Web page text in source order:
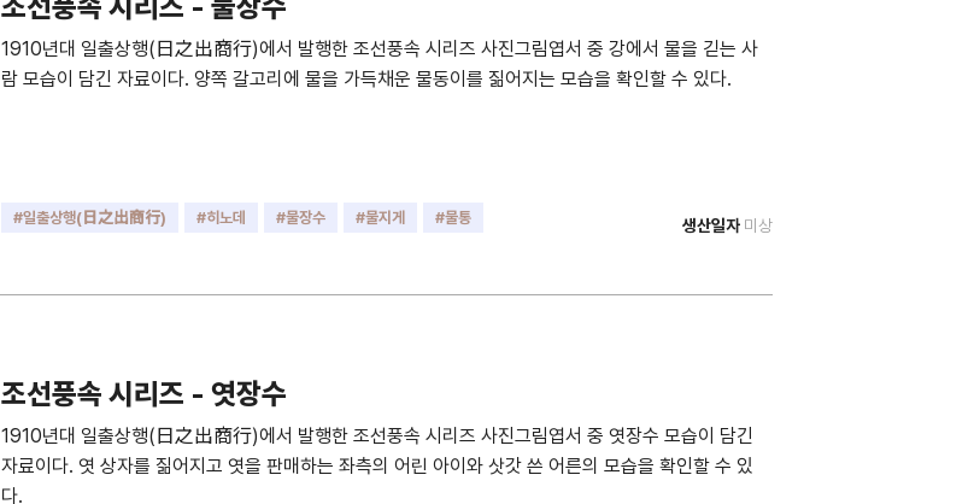
1910년대 일출상행(日之出商行)에서 발행한 조선풍속 시리즈 사진그림엽서 중 강에서 물을 긷는 사
람 모습이 담긴 자료이다. 양쪽 갈고리에 물을 가득채운 물동이를 짊어지는 모습을 확인할 수 있다.
#일출상행(日之出商行) #히노데 #물장수 #물지게 #물통 생산일자 미상
조선풍속 시리즈 - 엿장수
1910년대 일출상행(日之出商行)에서 발행한 조선풍속 시리즈 사진그림엽서 중 엿장수 모습이 담긴
자료이다. 엿 상자를 짊어지고 엿을 판매하는 좌측의 어린 아이와 삿갓 쓴 어른의 모습을 확인할 수 있
다.